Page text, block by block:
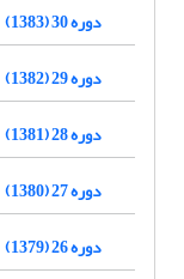
دوره 30 (1383)
دوره 29 (1382)
دوره 28 (1381)
دوره 27 (1380)
دوره 26 (1379)